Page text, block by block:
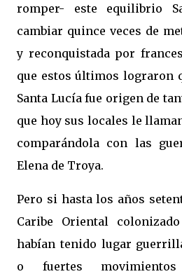
romper- este equilibrio
cambiar quince veces de
y reconquistada por
que estos últimos lograron
Santa Lucía fue origen de
que hoy sus locales le
comparándola con las
Elena de Troya.
Pero si hasta los años
Caribe Oriental
habían tenido lugar
o fuertes